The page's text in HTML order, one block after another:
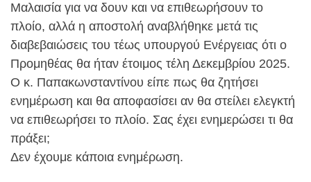
Μαλαισία για να δουν και να επιθεωρήσουν το
πλοίο, αλλά η αποστολή αναβλήθηκε μετά τις
διαβεβαιώσεις του τέως υπουργού Ενέργειας ότι ο
Προμηθέας θα ήταν έτοιμος τέλη Δεκεμβρίου 2025.
Ο κ. Παπακωνσταντίνου είπε πως θα ζητήσει
ενημέρωση και θα αποφασίσει αν θα στείλει ελεγκτή
να επιθεωρήσει το πλοίο. Σας έχει ενημερώσει τι θα
πράξει;
Δεν έχουμε κάποια ενημέρωση.